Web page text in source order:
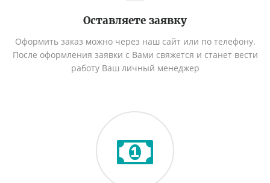
Оставляете заявку
Оформить заказ можно через наш сайт или по телефону.
После оформления заявки с Вами свяжется и станет вести
работу Ваш личный менеджер